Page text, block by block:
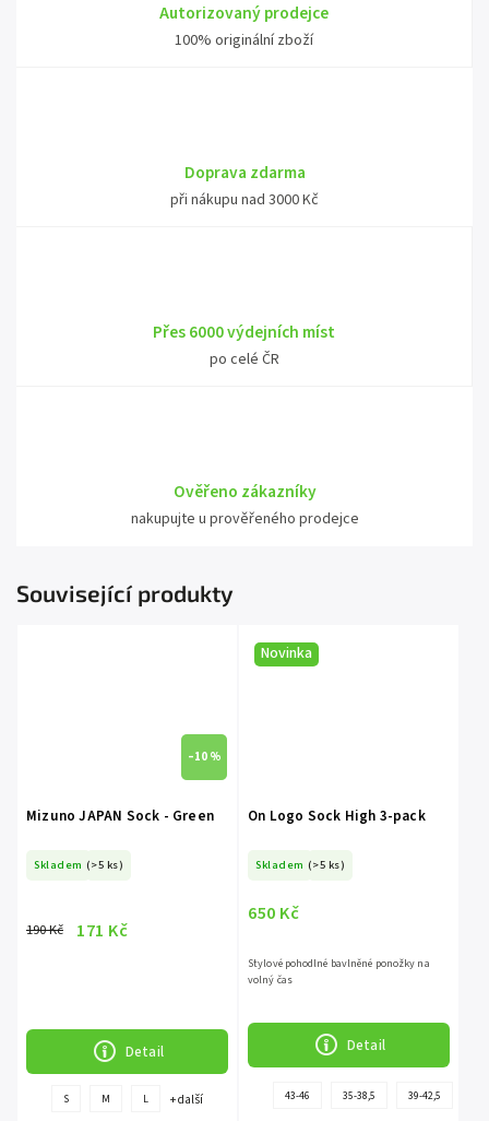
Autorizovaný prodejce
100% originální zboží
Doprava zdarma
při nákupu nad 3000 Kč
Přes 6000 výdejních míst
po celé ČR
Ověřeno zákazníky
nakupujte u prověřeného prodejce
Související produkty
–10 %
Mizuno JAPAN Sock - Green
Skladem (>5 ks)
190 Kč 171 Kč
Detail
S M L + další
Novinka
On Logo Sock High 3-pack
Skladem (>5 ks)
650 Kč
Detail
Stylové pohodlné bavlněné ponožky na
volný čas
43-46 35-38,5 39-42,5